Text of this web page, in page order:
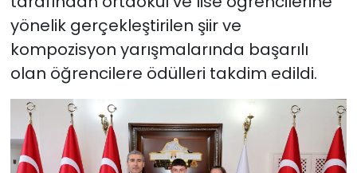
yönelik gerçekleştirilen şiir ve
kompozisyon yarışmalarında başarılı
olan öğrencilere ödülleri takdim edildi.